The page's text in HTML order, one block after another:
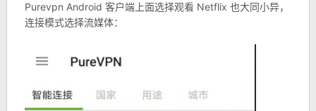
Purevpn Android 客户端上面选择观看 Netflix 也大同小异，
连接模式选择流媒体：